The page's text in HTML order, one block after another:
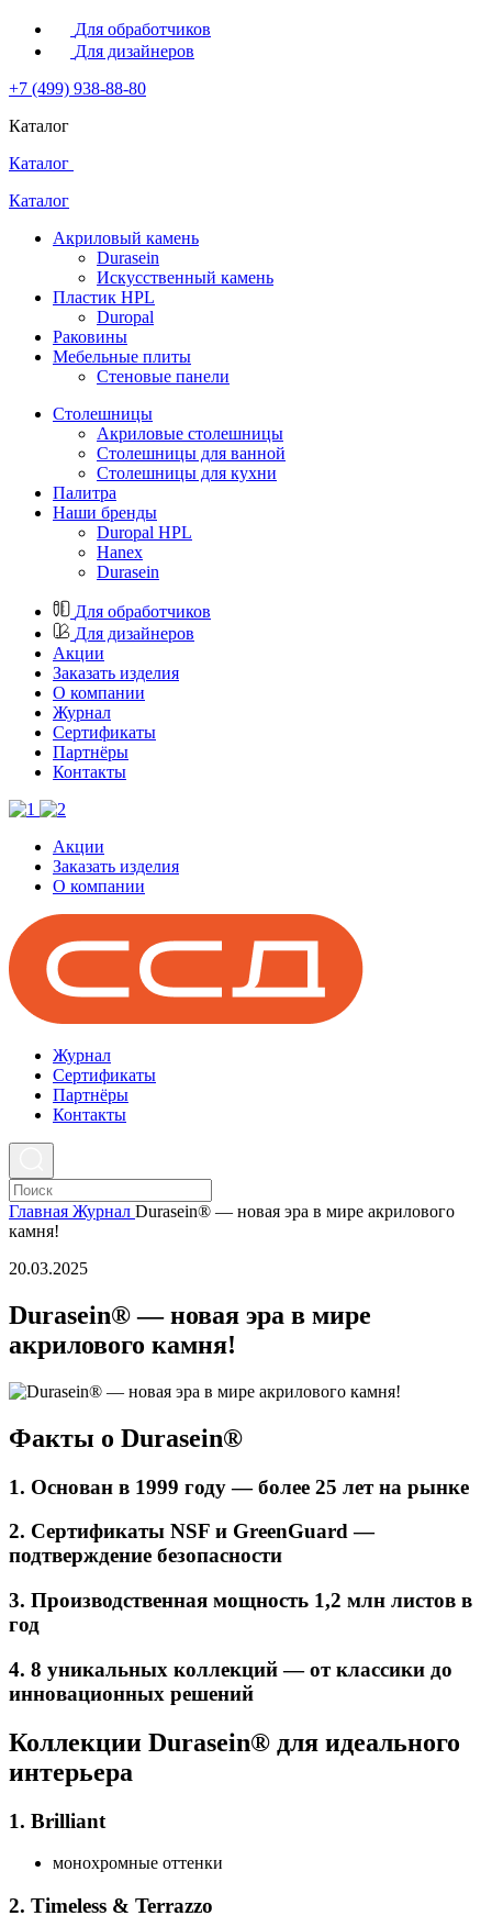
Для обработчиков
Для дизайнеров
+7 (499) 938-88-80
Каталог
Каталог
Каталог
Акриловый камень
Durasein
Искусственный камень
Пластик HPL
Duropal
Раковины
Мебельные плиты
Стеновые панели
Столешницы
Акриловые столешницы
Столешницы для ванной
Столешницы для кухни
Палитра
Наши бренды
Duropal HPL
Hanex
Durasein
Для обработчиков
Для дизайнеров
Акции
Заказать изделия
О компании
Журнал
Cертификаты
Партнёры
Контакты
Акции
Заказать изделия
О компании
Журнал
Cертификаты
Партнёры
Контакты
Главная Журнал Durasein® — новая эра в мире акрилового
камня!
20.03.2025
Durasein® — новая эра в мире
акрилового камня!
Факты о Durasein®
1. Основан в 1999 году — более 25 лет на рынке
2. Сертификаты NSF и GreenGuard —
подтверждение безопасности
3. Производственная мощность 1,2 млн листов в
год
4. 8 уникальных коллекций — от классики до
инновационных решений
Коллекции Durasein® для идеального
интерьера
1. Brilliant
монохромные оттенки
2. Timeless & Terrazzo